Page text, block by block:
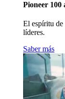
Pioneer 100
El espíritu de
líderes.
Saber más